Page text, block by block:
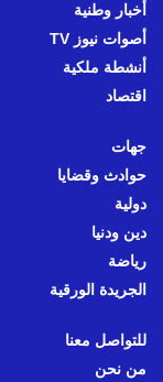
أخبار وطنية
أصوات نيوز TV
أنشطة ملكية
اقتصاد
جهات
حوادث وقضايا
دولية
دين ودنيا
رياضة
الجريدة الورقية
للتواصل معنا
من نحن